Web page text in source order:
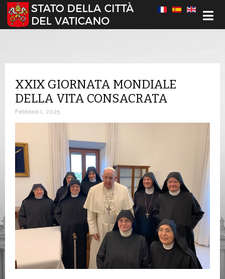
Seleziona la tua lingua
XXIX GIORNATA MONDIALE
DELLA VITA CONSACRATA
Febbraio 1, 2025